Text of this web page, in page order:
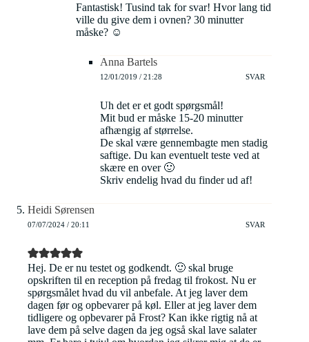
Fantastisk! Tusind tak for svar! Hvor lang tid
ville du give dem i ovnen? 30 minutter
måske? ☺️
Anna Bartels
12/01/2019 / 21:28 SVAR
Uh det er et godt spørgsmål!
Mit bud er måske 15-20 minutter
afhængig af størrelse.
De skal være gennembagte men stadig
saftige. Du kan eventuelt teste ved at
skære en over 🙂
Skriv endelig hvad du finder ud af!
Heidi Sørensen
07/07/2024 / 20:11 SVAR
Hej. De er nu testet og godkendt. 🙂 skal bruge
opskriften til en reception på fredag til frokost. Nu er
spørgsmålet hvad du vil anbefale. At jeg laver dem
dagen før og opbevarer på køl. Eller at jeg laver dem
tidligere og opbevarer på Frost? Kan ikke rigtig nå at
lave dem på selve dagen da jeg også skal lave salater